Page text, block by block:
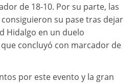
de 18-10. Por su parte, las
su pase tras dejar
Hidalgo en un duelo
concluyó con marcador de
por este evento y la gran